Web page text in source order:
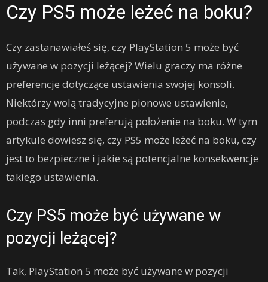
Czy PS5 może leżeć na boku?
Czy zastanawiałeś się, czy PlayStation 5 może być
używane w pozycji leżącej? Wielu graczy ma różne
preferencje dotyczące ustawienia swojej konsoli.
Niektórzy wolą tradycyjne pionowe ustawienie,
podczas gdy inni preferują położenie na boku. W tym
artykule dowiesz się, czy PS5 może leżeć na boku, czy
jest to bezpieczne i jakie są potencjalne konsekwencje
takiego ustawienia.
Czy PS5 może być używane w
pozycji leżącej?
Tak, PlayStation 5 może być używane w pozycji